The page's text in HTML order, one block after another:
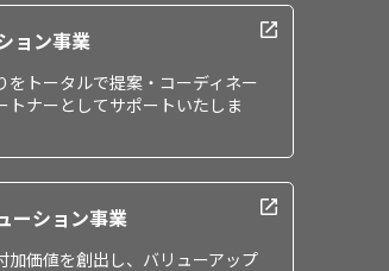
ョン事業
をトータルで提案・コーディネー
トナーとしてサポートいたしま
ーション事業
加価値を創出し、バリューアップ